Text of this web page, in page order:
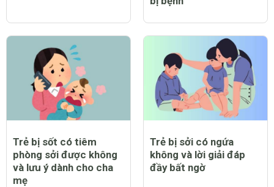
Trẻ bị sốt có tiêm
phòng sởi được không
và lưu ý dành cho cha
mẹ
Trẻ bị sởi có ngứa
không và lời giải đáp
đầy bất ngờ